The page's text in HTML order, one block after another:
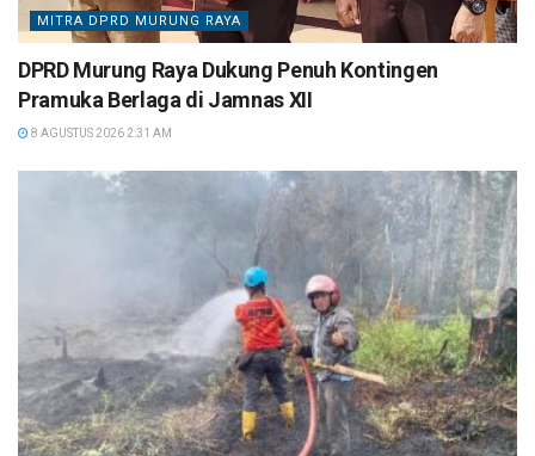
MITRA DPRD MURUNG RAYA
DPRD Murung Raya Dukung Penuh Kontingen
Pramuka Berlaga di Jamnas XII
8 AGUSTUS 2026 2:31 AM